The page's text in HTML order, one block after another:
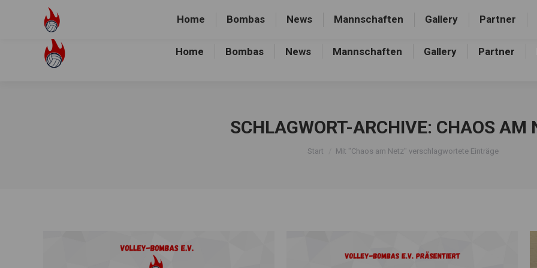
Volley-Bombas e.V.
Home Bombas News Mannschaften Gallery Partner
SCHLAGWORT-ARCHIVE: CHAOS AM
Sie befinden sich hier:
Start Mit "Chaos am Netz" verschlagwortete Einträge
Home Bombas News Mannschaften Gallery Partner